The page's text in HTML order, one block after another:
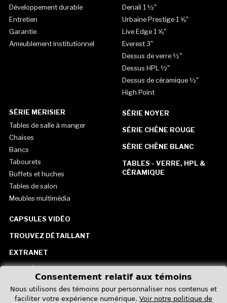
Développement durable
Entretien
Garantie
Ameublement institutionnel
Denali 1 ½"
Urbaine Prestige 1 ⅝"
Live Edge 1 ⅝"
Everest 3"
Dessus de verre ½"
Dessus HPL ½"
Dessus de céramique ½"
High Point
SÉRIE MERISIER
Tables de salle à manger
Chaises
Bancs
Tabourets
Buffets et huches
Tables de salon
Meubles multimédia
SÉRIE NOYER
SÉRIE CHÊNE ROUGE
SÉRIE CHÊNE BLANC
TABLES - VERRE, HPL &
CÉRAMIQUE
CAPSULES VIDÉO
TROUVEZ DÉTAILLANT
EXTRANET
CONTACTEZ-NOUS
Consentement relatif aux témoins
Nous utilisons des témoins pour personnaliser nos contenus et
faciliter votre expérience numérique. Voir notre politique de